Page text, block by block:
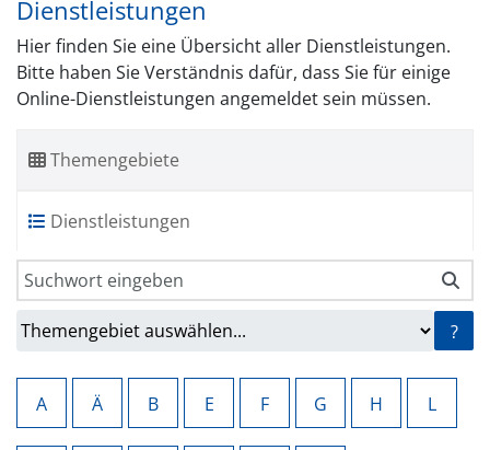
Dienstleistungen
Hier finden Sie eine Übersicht aller Dienstleistungen.
Bitte haben Sie Verständnis dafür, dass Sie für einige
Online-Dienstleistungen angemeldet sein müssen.
Themengebiete
Dienstleistungen
?
A Ä B E F G H L